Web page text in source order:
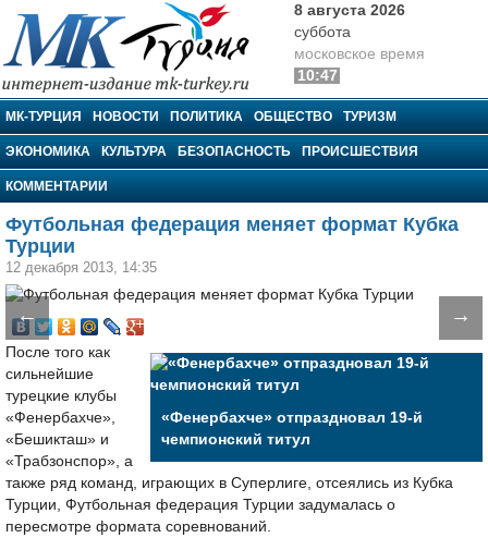
МК-Турция
8 августа 2026
суббота
московское время
10:47
МК-ТУРЦИЯ НОВОСТИ ПОЛИТИКА ОБЩЕСТВО ТУРИЗМ
ЭКОНОМИКА КУЛЬТУРА БЕЗОПАСНОСТЬ ПРОИСШЕСТВИЯ
КОММЕНТАРИИ
Футбольная федерация меняет формат Кубка
Турции
12 декабря 2013, 14:35
← →
«Фенербахче» отпраздновал 19-й
чемпионский титул
После того как
сильнейшие
турецкие клубы
«Фенербахче»,
«Бешикташ» и
«Трабзонспор», а
также ряд команд, играющих в Суперлиге, отсеялись из Кубка
Турции, Футбольная федерация Турции задумалась о
пересмотре формата соревнований.